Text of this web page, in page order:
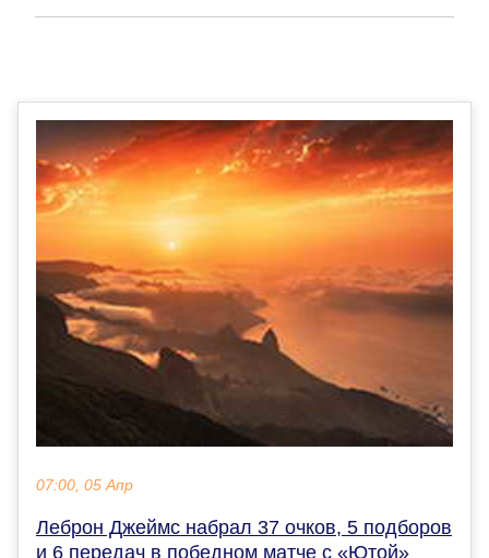
07:00, 05 Апр
Леброн Джеймс набрал 37 очков, 5 подборов
и 6 передач в победном матче с «Ютой»